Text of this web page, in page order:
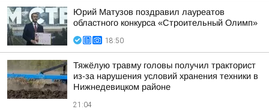
Юрий Матузов поздравил лауреатов
областного конкурса «Строительный Олимп»
18:50
Тяжёлую травму головы получил тракторист
из-за нарушения условий хранения техники в
Нижнедевицком районе
21:04